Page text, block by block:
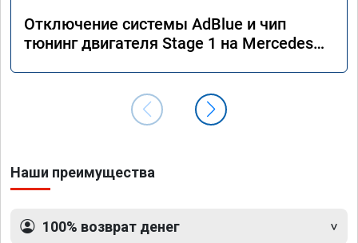
Отключение системы AdBlue и чип
тюнинг двигателя Stage 1 на Mercedes
Наши преимущества
100% возврат денег